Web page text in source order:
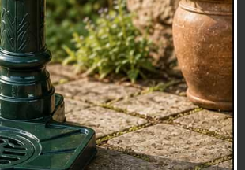
Plechová dóza na cukroví 19,5 x
19,5 x 9 cm set / 3 kusy
DOPRODEJ - PŮVODNÍ CENA 354.- Kč
Cena: 159 Kč
Skladem
Doručíme do: 10.8.